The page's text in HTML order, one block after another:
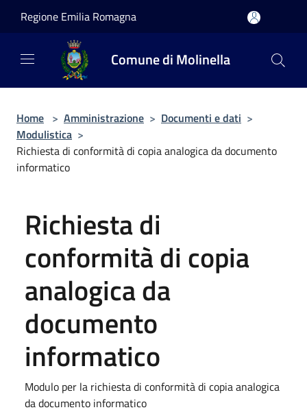
Regione Emilia Romagna
Comune di Molinella
Home > Amministrazione > Documenti e dati >
Modulistica >
Richiesta di conformità di copia analogica da documento
informatico
Richiesta di
conformità di copia
analogica da
documento
informatico
Modulo per la richiesta di conformità di copia analogica
da documento informatico